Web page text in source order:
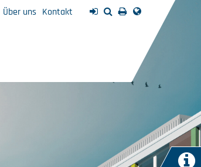
Über uns Kontakt